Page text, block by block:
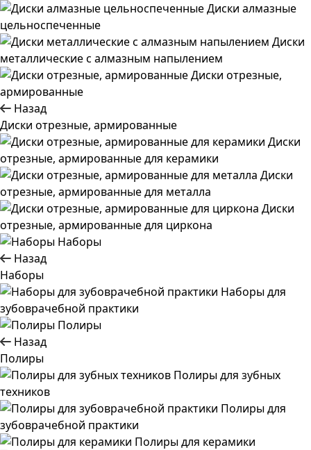
Диски алмазные
цельноспеченные
Диски
металлические с алмазным напылением
Диски отрезные,
армированные
Назад
Диски отрезные, армированные
Диски
отрезные, армированные для керамики
Диски
отрезные, армированные для металла
Диски
отрезные, армированные для циркона
Наборы
Назад
Наборы
Наборы для
зубоврачебной практики
Полиры
Назад
Полиры
Полиры для зубных
техников
Полиры для
зубоврачебной практики
Полиры для керамики